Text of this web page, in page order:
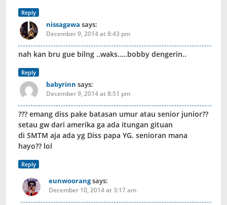
Reply
nissagawa says:
December 9, 2014 at 8:43 pm
nah kan bru gue bilng ..waks…..bobby dengerin..
Reply
babyrinn says:
December 9, 2014 at 8:51 pm
??? emang diss pake batasan umur atau senior junior??
setau gw dari amerika ga ada itungan gituan
di SMTM aja ada yg Diss papa YG. senioran mana
hayo?? lol
Reply
eunwoorangsays:
December 10, 2014 at 3:17 am